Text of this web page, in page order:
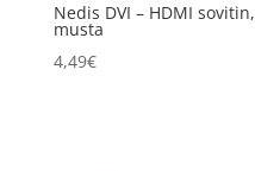
Nedis DVI – HDMI sovitin,
musta
4,49€